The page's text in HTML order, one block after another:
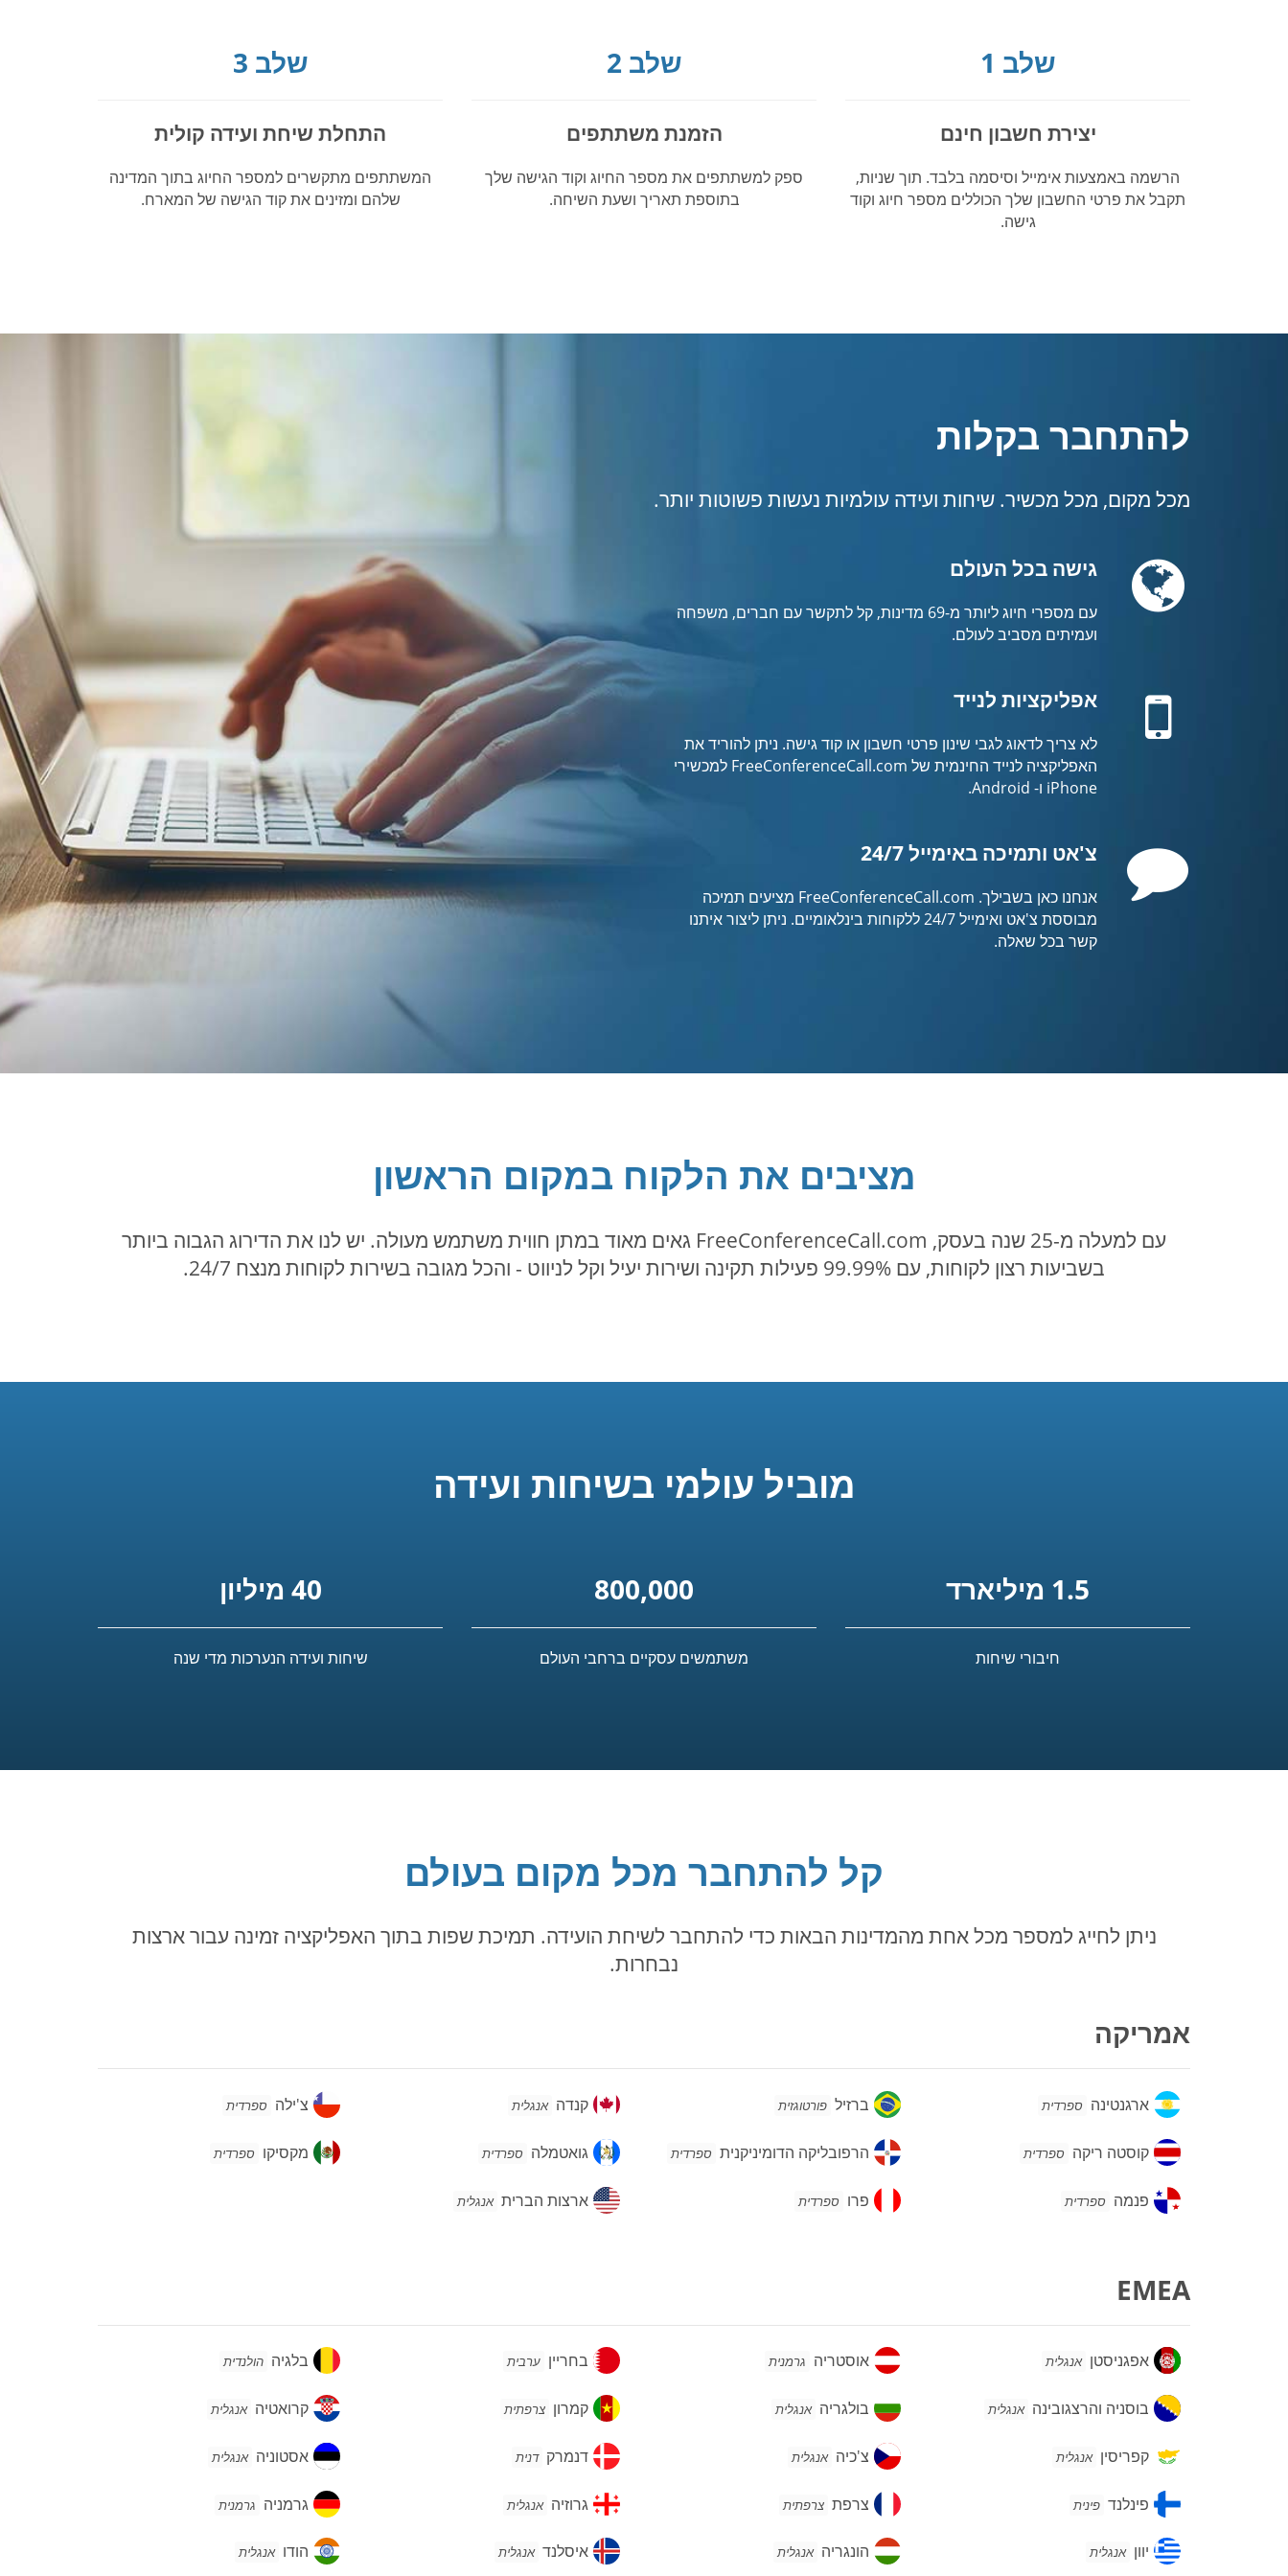
שלב 1
יצירת חשבון חינם
הרשמה באמצעות אימייל וסיסמה בלבד. תוך שניות,
תקבל את פרטי החשבון שלך הכוללים מספר חיוג וקוד
גישה.
שלב 2
הזמנת משתתפים
ספק למשתתפים את מספר החיוג וקוד הגישה שלך
בתוספת תאריך ושעת השיחה.
שלב 3
התחלת שיחת ועידה קולית
המשתתפים מתקשרים למספר החיוג בתוך המדינה
שלהם ומזינים את קוד הגישה של המארח.
להתחבר בקלות
מכל מקום, מכל מכשיר. שיחות ועידה עולמיות נעשות פשוטות יותר.
Globeגישה בכל העולם
עם מספרי חיוג ליותר מ-69 מדינות, קל לתקשר עם חברים, משפחה
ועמיתים מסביב לעולם.
Mobileאפליקציות לנייד
לא צריך לדאוג לגבי שינון פרטי חשבון או קוד גישה. ניתן להוריד את
האפליקציה לנייד החינמית של FreeConferenceCall.com למכשירי
iPhone ו- Android.
Comment
צ'אט ותמיכה באימייל 24/7
אנחנו כאן בשבילך. FreeConferenceCall.com מציעים תמיכה
מבוססת צ'אט ואימייל 24/7 ללקוחות בינלאומיים. ניתן ליצור איתנו
קשר בכל שאלה.
מציבים את הלקוח במקום הראשון
עם למעלה מ-25 שנה בעסק, FreeConferenceCall.com גאים מאוד במתן חווית משתמש מעולה. יש לנו את הדירוג הגבוה ביותר
בשביעות רצון לקוחות, עם 99.99% פעילות תקינה ושירות יעיל וקל לניווט - והכל מגובה בשירות לקוחות מנצח 24/7.
מוביל עולמי בשיחות ועידה
1.5 מיליארד
חיבורי שיחות
800,000
משתמשים עסקיים ברחבי העולם
40 מיליון
שיחות ועידה הנערכות מדי שנה
קל להתחבר מכל מקום בעולם
ניתן לחייג למספר מכל אחת מהמדינות הבאות כדי להתחבר לשיחת הועידה. תמיכת שפות בתוך האפליקציה זמינה עבור ארצות
נבחרות.
אמריקה
ארגנטינה
ארגנטינה ספרדית ברזיל
ברזיל פורטוגזית קנדה
קנדה אנגלית צ'ילה
צ'ילה ספרדית
קוסטה
קוסטה ריקה ספרדית
הרפובליקה
הרפובליקה הדומיניקנית ספרדית גואטמלה
גואטמלה ספרדית מקסיקו
מקסיקו ספרדית
פנמה
פנמה ספרדית פרו
פרו ספרדית
ארצות
ארצות הברית אנגלית
EMEA
אפגניסטן
אפגניסטן אנגלית אוסטריה
אוסטריה גרמנית בחריין
בחריין ערבית בלגיה
בלגיה הולנדית
בוסניה
בוסניה והרצגובינה אנגלית בולגריה
בולגריה אנגלית קמרון
קמרון צרפתית קרואטיה
קרואטיה אנגלית
קפריסין
קפריסין אנגלית צ'כיה
צ'כיה אנגלית דנמרק
דנמרק דנית אסטוניה
אסטוניה אנגלית
פינלנד
פינלנד פינית צרפת
צרפת צרפתית גרוזיה
גרוזיה אנגלית גרמניה
גרמניה גרמנית
יווןיוון אנגלית הונגריה
הונגריה אנגלית איסלנד
איסלנד אנגלית הודו
הודו אנגלית